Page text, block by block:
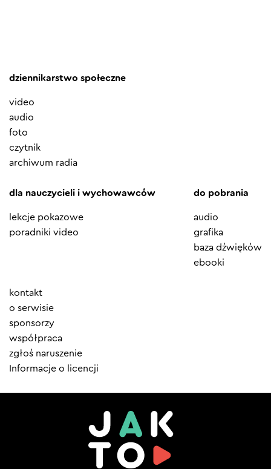
dziennikarstwo społeczne
video
audio
foto
czytnik
archiwum radia
dla nauczycieli i wychowawców
lekcje pokazowe
poradniki video
do pobrania
audio
grafika
baza dźwięków
ebooki
Element
menu
kontakt
o serwisie
sponsorzy
współpraca
zgłoś naruszenie
Informacje o licencji